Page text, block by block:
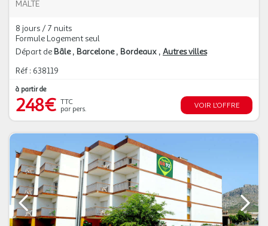
MALTE
8 jours / 7 nuits
Formule Logement seul
Départ de Bâle Barcelone Bordeaux Autres villes
Réf : 638119
à partir de
248€ TTC
par pers.
VOIR L'OFFRE